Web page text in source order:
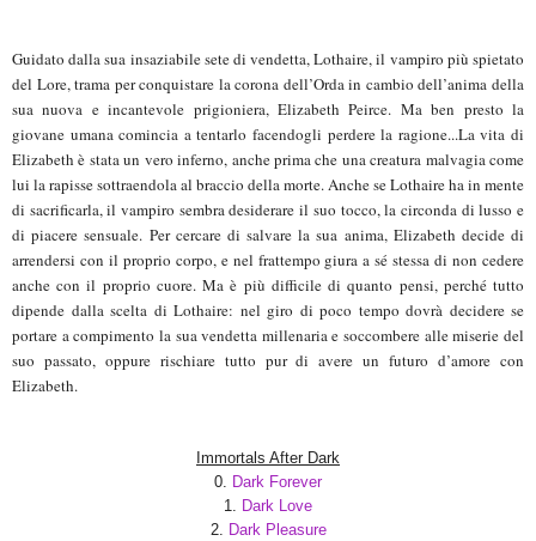
Guidato dalla sua insaziabile sete di vendetta, Lothaire, il vampiro più spietato
del Lore, trama per conquistare la corona dell’Orda in cambio dell’anima della
sua nuova e incantevole prigioniera, Elizabeth Peirce. Ma ben presto la
giovane umana comincia a tentarlo facendogli perdere la ragione...La vita di
Elizabeth è stata un vero inferno, anche prima che una creatura malvagia come
lui la rapisse sottraendola al braccio della morte. Anche se Lothaire ha in mente
di sacrificarla, il vampiro sembra desiderare il suo tocco, la circonda di lusso e
di piacere sensuale. Per cercare di salvare la sua anima, Elizabeth decide di
arrendersi con il proprio corpo, e nel frattempo giura a sé stessa di non cedere
anche con il proprio cuore. Ma è più difficile di quanto pensi, perché tutto
dipende dalla scelta di Lothaire: nel giro di poco tempo dovrà decidere se
portare a compimento la sua vendetta millenaria e soccombere alle miserie del
suo passato, oppure rischiare tutto pur di avere un futuro d’amore con
Elizabeth.
Immortals After Dark
0. Dark Forever
1. Dark Love
2. Dark Pleasure